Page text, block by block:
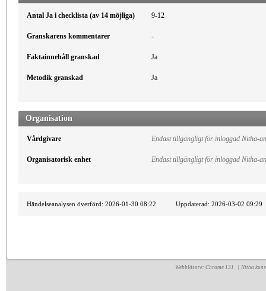
Antal Ja i checklista (av 14 möjliga) 9-12
Granskarens kommentarer -
Faktainnehåll granskad Ja
Metodik granskad Ja
Organisation
Vårdgivare Endast tillgängligt för inloggad Nitha-
Organisatorisk enhet Endast tillgängligt för inloggad Nitha-
Händelseanalysen överförd: 2026-01-30 08:22 Uppdaterad: 2026-03-02 09:29
Webbläsare: Chrome 131 | Nitha